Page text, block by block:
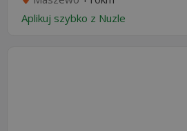
Aplikuj szybko z Nuzle